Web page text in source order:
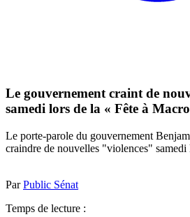
Le gouvernement craint de
samedi lors de la « Fête à
Le porte-parole du gouvernement
craindre de nouvelles "violences" samedi
ParPublic Sénat
Temps de lecture :